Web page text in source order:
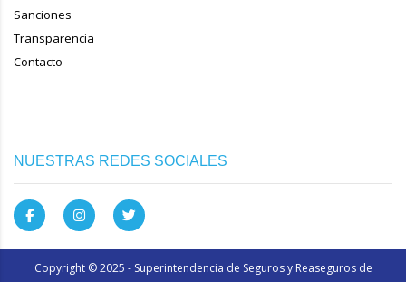
Sanciones
Transparencia
Contacto
NUESTRAS REDES SOCIALES
Copyright © 2025 - Superintendencia de Seguros y Reaseguros de